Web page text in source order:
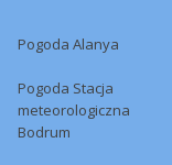
Pogoda Alanya
Pogoda Stacja
meteorologiczna
Bodrum